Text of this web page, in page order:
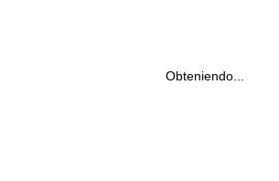
Obteniendo...